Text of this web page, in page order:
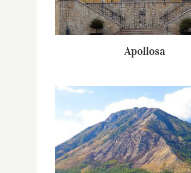
Apollosa